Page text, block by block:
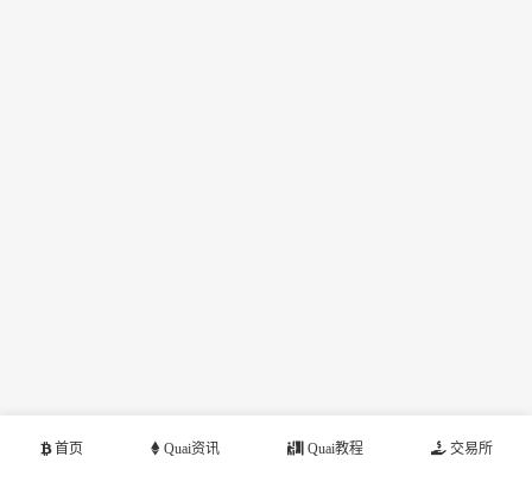
首页 Quai资讯 Quai教程 交易所